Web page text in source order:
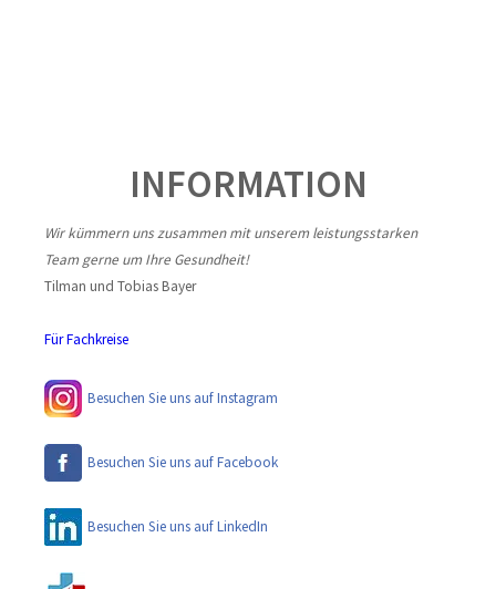
INFORMATION
Wir kümmern uns zusammen mit unserem leistungsstarken
Team gerne um Ihre Gesundheit!
Tilman und Tobias Bayer
Für Fachkreise
Besuchen Sie uns auf Instagram
Besuchen Sie uns auf Facebook
Besuchen Sie uns auf LinkedIn